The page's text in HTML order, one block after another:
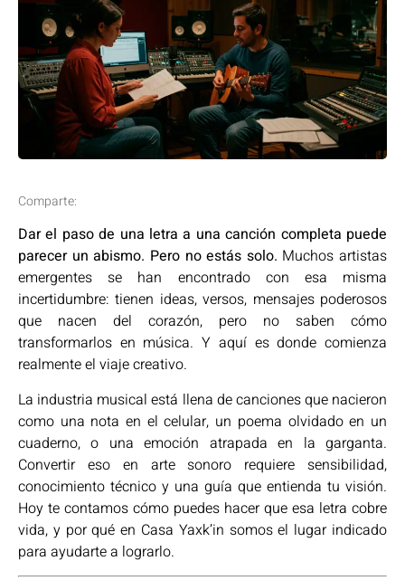
Comparte:
Dar el paso de una letra a una canción completa puede
parecer un abismo. Pero no estás solo. Muchos artistas
emergentes se han encontrado con esa misma
incertidumbre: tienen ideas, versos, mensajes poderosos
que nacen del corazón, pero no saben cómo
transformarlos en música. Y aquí es donde comienza
realmente el viaje creativo.
La industria musical está llena de canciones que nacieron
como una nota en el celular, un poema olvidado en un
cuaderno, o una emoción atrapada en la garganta.
Convertir eso en arte sonoro requiere sensibilidad,
conocimiento técnico y una guía que entienda tu visión.
Hoy te contamos cómo puedes hacer que esa letra cobre
vida, y por qué en Casa Yaxk’in somos el lugar indicado
para ayudarte a lograrlo.